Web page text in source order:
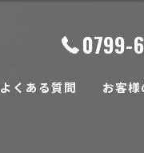
0799-
よくある質問 お客様